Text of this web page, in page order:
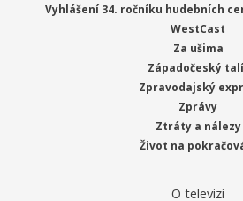
Vyhlášení 34. ročníku hudebních
WestCast
Za ušima
Západočeský
Zpravodajský
Zprávy
Ztráty a nálezy
Život na
O televizi